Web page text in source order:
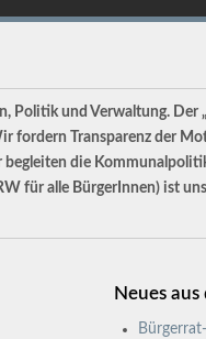
Politik und Verwaltung. Der
fordern Transparenz der
die
für alle BürgerInnen) ist
Neues aus